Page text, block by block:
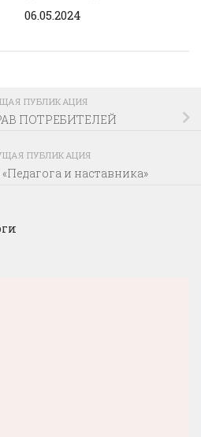
06.05.2024
ПУБЛИКАЦИЯ
ПОТРЕБИТЕЛЕЙ
ПУБЛИКАЦИЯ
и наставника»